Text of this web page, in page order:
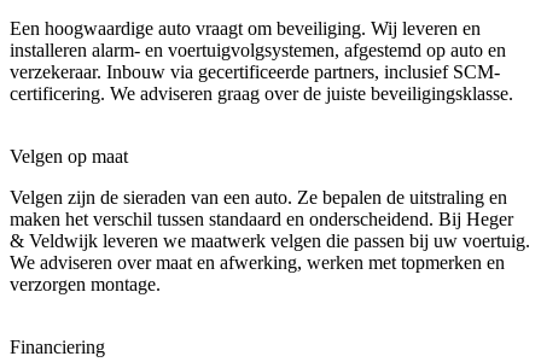
Een hoogwaardige auto vraagt om beveiliging. Wij leveren en
installeren alarm- en voertuigvolgsystemen, afgestemd op auto en
verzekeraar. Inbouw via gecertificeerde partners, inclusief SCM-
certificering. We adviseren graag over de juiste beveiligingsklasse.
Velgen op maat
Velgen zijn de sieraden van een auto. Ze bepalen de uitstraling en
maken het verschil tussen standaard en onderscheidend. Bij Heger
& Veldwijk leveren we maatwerk velgen die passen bij uw voertuig.
We adviseren over maat en afwerking, werken met topmerken en
verzorgen montage.
Financiering